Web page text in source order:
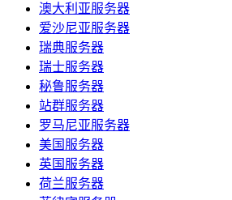
澳大利亚服务器
爱沙尼亚服务器
瑞典服务器
瑞士服务器
秘鲁服务器
站群服务器
罗马尼亚服务器
美国服务器
英国服务器
荷兰服务器